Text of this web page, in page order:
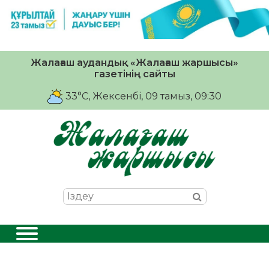
Жалағаш аудандық «Жалағаш жаршысы»
газетінің сайты
33°C, Жексенбі, 09 тамыз, 09:30